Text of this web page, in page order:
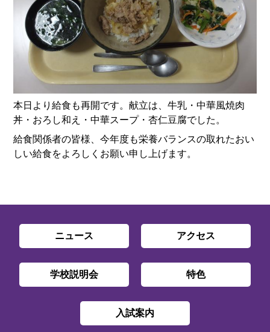
本日より給食も再開です。献立は、牛乳・中華風焼肉
丼・おろし和え・中華スープ・杏仁豆腐でした。
給食関係者の皆様、今年度も栄養バランスの取れたおい
しい給食をよろしくお願い申し上げます。
ニュース アクセス
学校説明会 特色
入試案内